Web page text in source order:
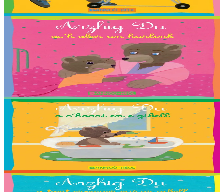
En stock2,03 €
2 ans et plus
Bannoù-heol
Petit Ours Brun fait un cauchemar
Traduction : Adélie, Antonin, Baptiste, Estelle, Gael, Lena, Rieulle,
Roxanne et Steven Ollivier.
En stock2,03 €
2 ans et plus
Bannoù-heol
Petit Ours Brun joue dans son bain
Traduction : Malo, Sara, Loane, Thomas ha Jakez-Erwan Mouton.
En stock
2 ans et plus
Bannoù-heol